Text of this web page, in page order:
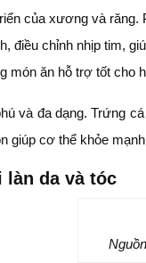
của xương và
điều chỉnh nhịp tim,
món ăn hỗ trợ tốt cho
và đa dạng. Trứng
giúp cơ thể khỏe
da và tóc